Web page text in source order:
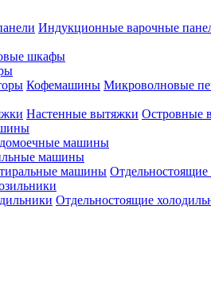
Индукционные варочные
шкафы
Кофемашины Микроволновые
Настенные вытяжки Островные
машины
машины
машины
Отдельностоящие